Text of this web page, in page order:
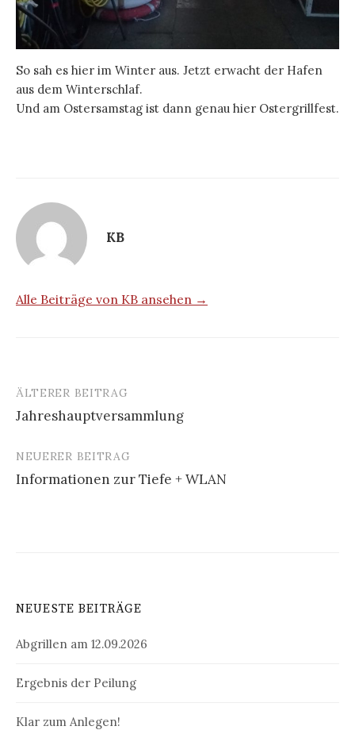
So sah es hier im Winter aus. Jetzt erwacht der Hafen
aus dem Winterschlaf.
Und am Ostersamstag ist dann genau hier Ostergrillfest.
KB
Alle Beiträge von KB ansehen →
Beitrags-
Navigation
ÄLTERER BEITRAG
Jahreshauptversammlung
NEUERER BEITRAG
Informationen zur Tiefe + WLAN
NEUESTE BEITRÄGE
Abgrillen am 12.09.2026
Ergebnis der Peilung
Klar zum Anlegen!